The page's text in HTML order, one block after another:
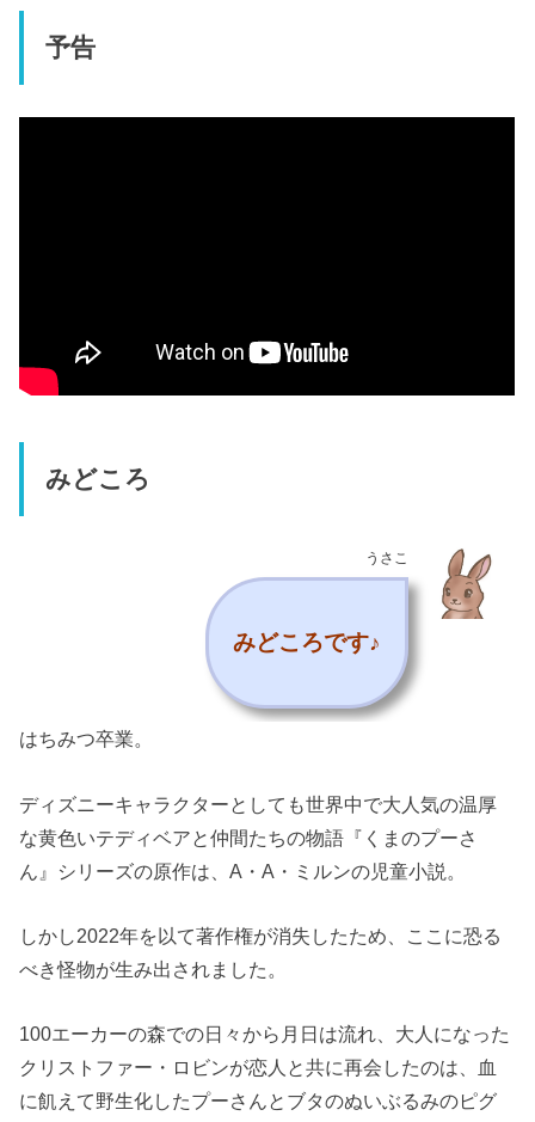
予告
みどころ
うさこ
みどころです♪
はちみつ卒業。
ディズニーキャラクターとしても世界中で大人気の温厚
な黄色いテディベアと仲間たちの物語『くまのプーさ
ん』シリーズの原作は、A・A・ミルンの児童小説。
しかし2022年を以て著作権が消失したため、ここに恐る
べき怪物が生み出されました。
100エーカーの森での日々から月日は流れ、大人になった
クリストファー・ロビンが恋人と共に再会したのは、血
に飢えて野生化したプーさんとブタのぬいぶるみのピグ